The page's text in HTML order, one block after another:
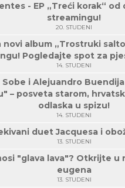
- EP „Treći korak“ od
streamingu!
20. STUDENI
novi album „Trostruki
Pogledajte spot za
14. STUDENI
Sobe i Alejuandro
– posveta starom,
odlaska u spizu!
14. STUDENI
duet Jacquesa i
13. STUDENI
"glava lava"? Otkrijte u
eugena
13. STUDENI